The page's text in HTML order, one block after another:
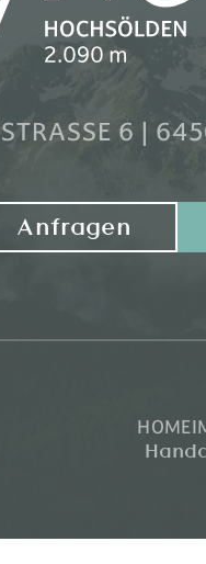
6 |
Anfragen
HOME